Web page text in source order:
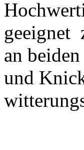
geeignet
an
und